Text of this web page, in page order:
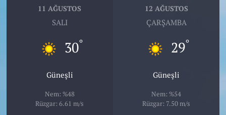
11 AĞUSTOS
SALI
30°
Güneşli
Nem: %48
Rüzgar: 6.61 m/s
12 AĞUSTOS
ÇARŞAMBA
29°
Güneşli
Nem: %54
Rüzgar: 7.50 m/s